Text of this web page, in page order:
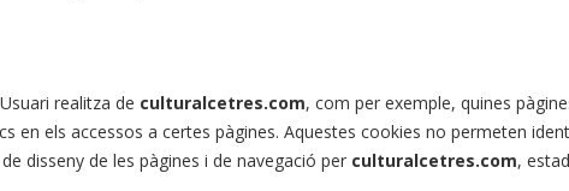
realitza de culturalcetres.com, com per exemple, quines
en els accessos a certes pàgines. Aquestes cookies no permeten
disseny de les pàgines i de navegació per culturalcetres.com,